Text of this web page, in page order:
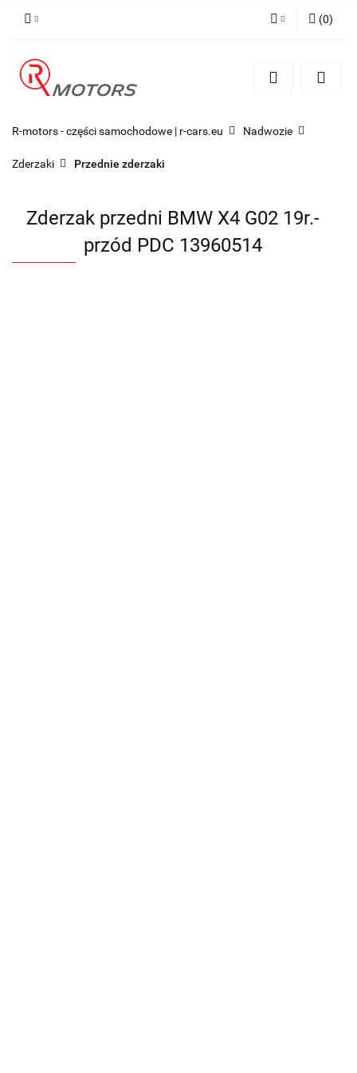
Zarejestruj się
(0)
R-motors - części samochodowe | r-cars.eu Nadwozie
Zderzaki Przednie zderzaki
Zderzak przedni BMW X4 G02 19r.-
przód PDC 13960514